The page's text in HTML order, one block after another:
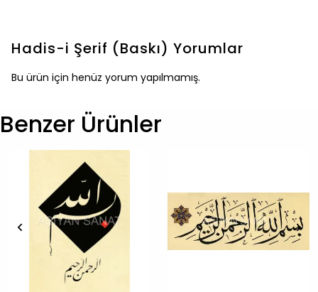
Hadis-i Şerif (Baskı) Yorumlar
Bu ürün için henüz yorum yapılmamış.
Benzer Ürünler